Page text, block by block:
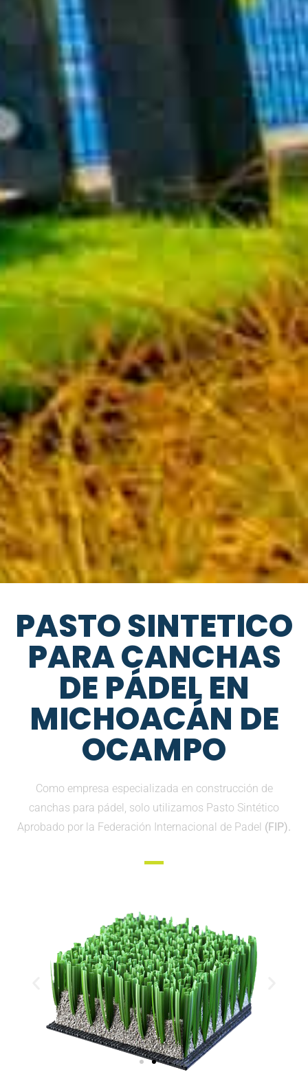
PASTO SINTETICO
PARA CANCHAS
DE PÁDEL EN
MICHOACÁN DE
OCAMPO
Como empresa especializada en construcción de
canchas para pádel, solo utilizamos Pasto Sintético
Aprobado por la Federación Internacional de Padel (FIP).